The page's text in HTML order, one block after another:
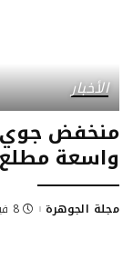
الأخبار
منخفض جوي
واسعة مطلع
مجلة الجوهرة 8 فبراير، 2024